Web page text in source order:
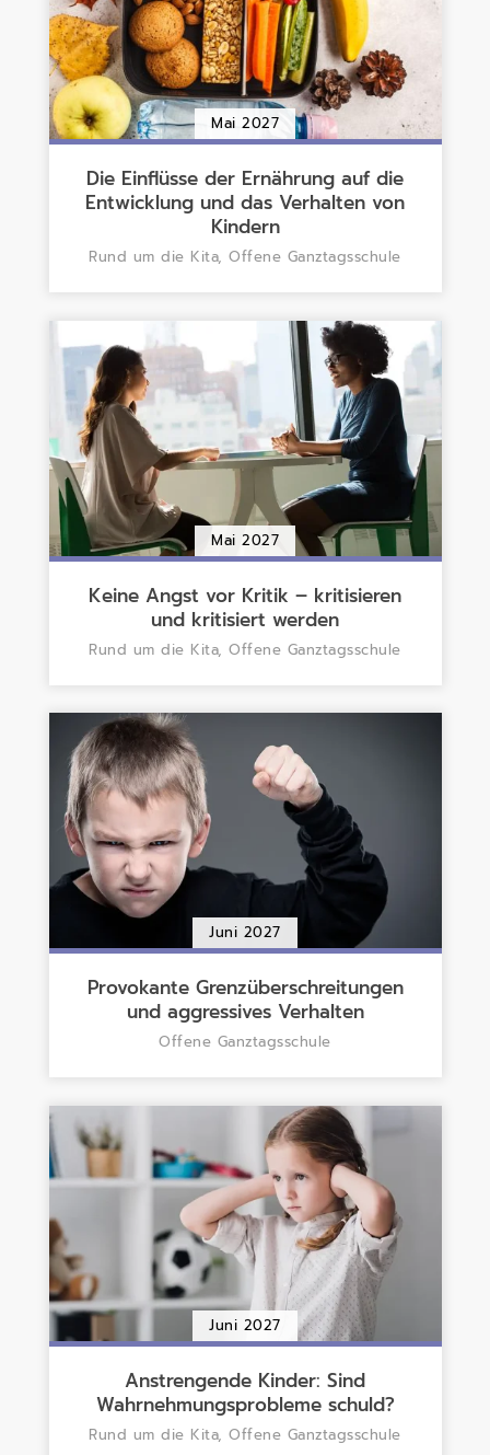
Mai 2027
Die Einflüsse der Ernährung auf die
Entwicklung und das Verhalten von
Kindern
Rund um die Kita, Offene Ganztagsschule
Mai 2027
Keine Angst vor Kritik – kritisieren
und kritisiert werden
Rund um die Kita, Offene Ganztagsschule
Juni 2027
Provokante Grenzüberschreitungen
und aggressives Verhalten
Offene Ganztagsschule
Juni 2027
Anstrengende Kinder: Sind
Wahrnehmungsprobleme schuld?
Rund um die Kita, Offene Ganztagsschule